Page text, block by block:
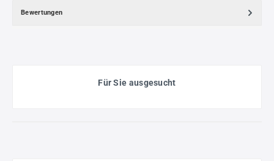
Bewertungen
Für Sie ausgesucht